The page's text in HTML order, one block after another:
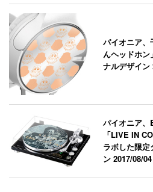
パイオニア、
んヘッドホ
ナルデザイン
パイオニア
「LIVE IN
ラボした限
ン2017/08/04